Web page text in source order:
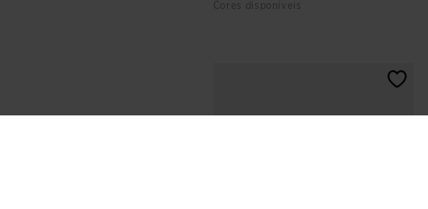
Cores disponíveis